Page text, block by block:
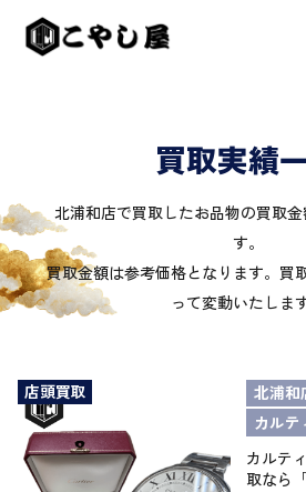
買取実績
北浦和店で買取したお品物の買取
す。
買取金額は参考価格となります。買
って変動いたします
店頭買取 北浦和
カルテ
カルテ
取なら